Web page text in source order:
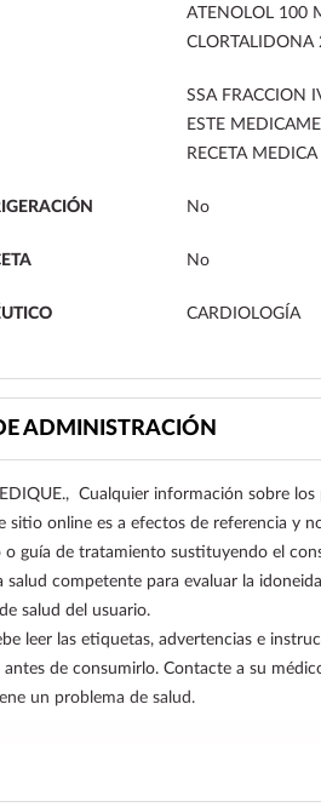
ATENOLOL 100
CLORTALIDONA
SSA FRACCION
ESTE
RECETA MEDICA
No
No
CARDIOLOGÍA
ADMINISTRACIÓN
Cualquier información sobre
sitio online es a efectos de referencia y
guía de tratamiento sustituyendo el
salud competente para evaluar la
salud del usuario.
leer las etiquetas, advertencias e
de consumirlo. Contacte a su
un problema de salud.